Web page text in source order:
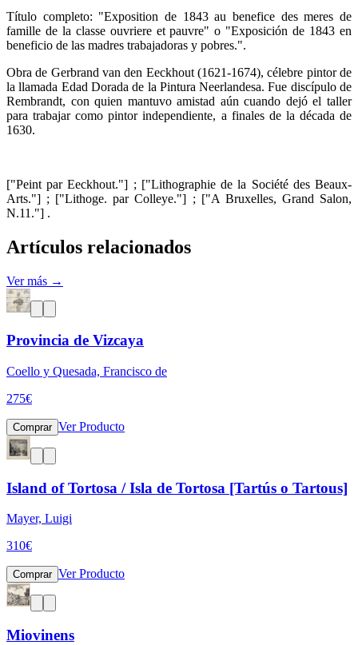
Título completo: "Exposition de 1843 au benefice des meres de
famille de la classe ouvriere et pauvre" o "Exposición de 1843 en
beneficio de las madres trabajadoras y pobres.".
Obra de Gerbrand van den Eeckhout (1621-1674), célebre pintor de
la llamada Edad Dorada de la Pintura Neerlandesa. Fue discípulo de
Rembrandt, con quien mantuvo amistad aún cuando dejó el taller
para trabajar como pintor independiente, a finales de la década de
1630.
["Peint par Eeckhout."] ; ["Lithographie de la Société des Beaux-
Arts."] ; ["Lithoge. par Colleye."] ; ["A Bruxelles, Grand Salon,
N.11."] .
Artículos relacionados
Ver más →
Provincia de Vizcaya
Coello y Quesada, Francisco de
275€
Comprar Ver Producto
Island of Tortosa / Isla de Tortosa [Tartús o Tartous]
Mayer, Luigi
310€
Comprar Ver Producto
Miovinens